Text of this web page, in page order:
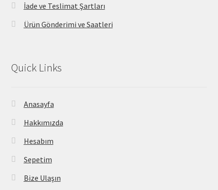
İade ve Teslimat Şartları
Ürün Gönderimi ve Saatleri
Quick Links
Anasayfa
Hakkımızda
Hesabım
Sepetim
Bize Ulaşın